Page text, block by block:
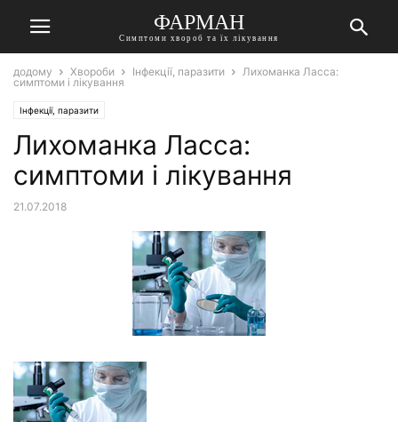
ФАРМАН
Симптоми хвороб та їх лікування
додому Хвороби Інфекції, паразити
Лихоманка Ласса:
симптоми і лікування
Інфекції, паразити
Лихоманка Ласса:
симптоми і лікування
21.07.2018